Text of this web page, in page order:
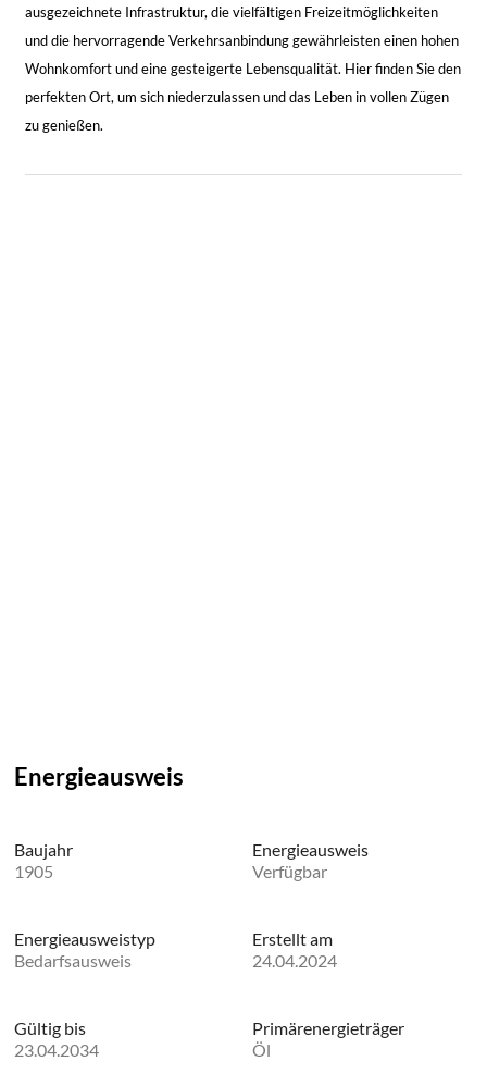
ausgezeichnete Infrastruktur, die vielfältigen Freizeitmöglichkeiten
und die hervorragende Verkehrsanbindung gewährleisten einen hohen
Wohnkomfort und eine gesteigerte Lebensqualität. Hier finden Sie den
perfekten Ort, um sich niederzulassen und das Leben in vollen Zügen
zu genießen.
Energieausweis
Baujahr
1905
Energieausweis
Verfügbar
Energie­ausweistyp
Bedarfsausweis
Erstellt am
24.04.2024
Gültig bis
23.04.2034
Primärenergieträger
Öl